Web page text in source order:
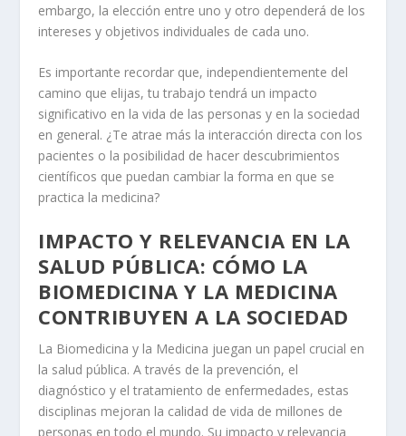
embargo, la elección entre uno y otro dependerá de los
intereses y objetivos individuales de cada uno.
Es importante recordar que, independientemente del
camino que elijas, tu trabajo tendrá un impacto
significativo en la vida de las personas y en la sociedad
en general. ¿Te atrae más la interacción directa con los
pacientes o la posibilidad de hacer descubrimientos
científicos que puedan cambiar la forma en que se
practica la medicina?
IMPACTO Y RELEVANCIA EN LA
SALUD PÚBLICA: CÓMO LA
BIOMEDICINA Y LA MEDICINA
CONTRIBUYEN A LA SOCIEDAD
La Biomedicina y la Medicina juegan un papel crucial en
la salud pública. A través de la prevención, el
diagnóstico y el tratamiento de enfermedades, estas
disciplinas mejoran la calidad de vida de millones de
personas en todo el mundo. Su impacto y relevancia